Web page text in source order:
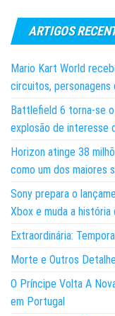
ARTIGOS
Mario Kart World
circuitos, personagens
Battlefield 6 torna-se
explosão de interesse
Horizon atinge 38
como um dos maiores
Sony prepara o
Xbox e muda a
Extraordinária:
Morte e Outros
O Príncipe Volta A
em Portugal